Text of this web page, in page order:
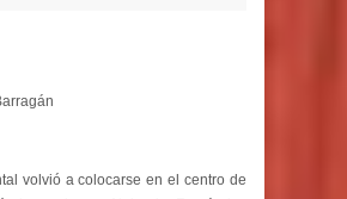
volvió a colocarse en el centro de